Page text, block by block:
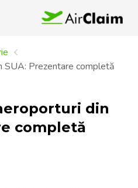
SUA: Prezentare completă
din
completă